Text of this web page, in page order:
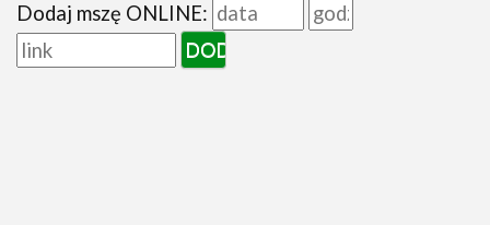
Dodaj mszę ONLINE: